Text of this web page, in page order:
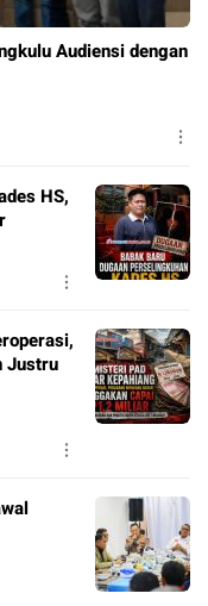
Audiensi dengan
HS,
Justru